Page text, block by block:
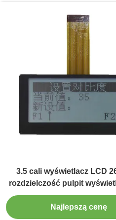
3.5 cali wyświetlacz LCD
rozdzielczość pulpit
dla samochodu
Najlepszą cenę